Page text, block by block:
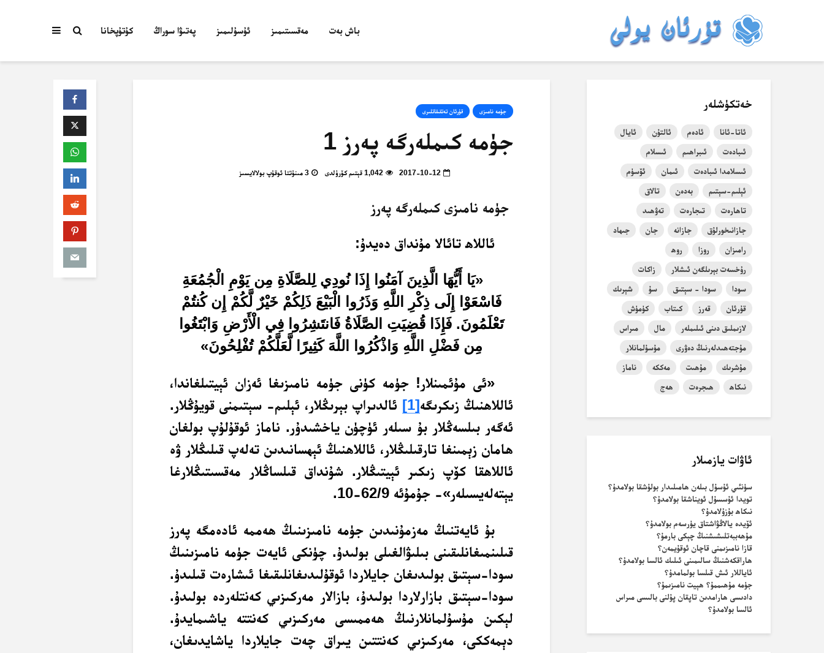
باش بەت مەقسىتىمىز ئۇسۇلىمىز پەتىۋا سوراڭ كۇتۇپخانا
جۈمە نامىزى قۇرئان تەتقىقاتلىرى
جۈمە كىملەرگە پەرز 1
2017-10-12 1,042 قېتىم كۆرۈلدى 3 مىنۇتتا ئوقۇپ بولالايسىز
جۈمە نامىزى كىملەرگە پەرز
ئاللاھ تائالا مۇنداق دەيدۇ:
«يَا أَيُّهَا الَّذِينَ آمَنُوا إِذَا نُودِي لِلصَّلَاةِ مِن يَوْمِ الْجُمُعَةِ
فَاسْعَوْا إِلَى ذِكْرِ اللَّهِ وَذَرُوا الْبَيْعَ ذَلِكُمْ خَيْرٌ لَّكُمْ إِن كُنتُمْ
تَعْلَمُونَ. فَإِذَا قُضِيَتِ الصَّلَاةُ فَانتَشِرُوا فِي الْأَرْضِ وَابْتَغُوا
مِن فَضْلِ اللَّهِ وَاذْكُرُوا اللَّهَ كَثِيرًا لَّعَلَّكُمْ تُفْلِحُونَ»
«ئى مۇئمىنلار! جۈمە كۈنى جۈمە نامىزىغا ئەزان ئېيتىلغاندا،
ئاللاھنىڭ زىكرىگە[1]
ئالدىراپ بېرىڭلار، ئېلىم- سېتىمنى قويۇڭلار.
ئەگەر بىلسەڭلار بۇ سىلەر ئۈچۈن ياخشىدۇر. ناماز ئوقۇلۇپ بولغان
ھامان زېمىنغا تارقىلىڭلار، ئاللاھنىڭ ئېھسانىدىن تەلەپ قىلىڭلار ۋە
ئاللاھقا كۆپ زىكىر ئېيتىڭلار. شۇنداق قىلساڭلار مەقسىتىڭلارغا
يېتەلەيسىلەر»- جۇمۇئە 62/9-10.
بۇ ئايەتنىڭ مەزمۇنىدىن جۈمە نامىزىنىڭ ھەممە ئادەمگە پەرز
قىلىنمىغانلىقىنى بىلىۋالغىلى بولىدۇ. چۈنكى ئايەت جۈمە نامىزىنىڭ
سودا-سېتىق بولىدىغان جايلاردا ئوقۇلىدىغانلىقىغا ئىشارەت قىلىدۇ.
سودا-سېتىق بازارلاردا بولىدۇ، بازالار مەركىزىي كەنتلەردە بولىدۇ.
لېكىن مۇسۇلمانلارنىڭ ھەممىسى مەركىزىي كەنتتە ياشىمايدۇ.
دېمەككى، مەركىزىي كەنتتىن يىراق چەت جايلاردا ياشايدىغان،
خەتكۈشلەر
ئاتا-ئانا ئادەم ئالتۇن
ئايال
ئىبادەت
ئىبراھىم
ئىسلام
ئىسلامدا ئىبادەت
ئىمان
ئۆسۈم
ئېلىم-سېتىم
بەدەن
تالاق
تاھارەت
تىجارەت
تەۋھىد
جازانىخورلۇق
جازانە جان
جىھاد
رامىزان
روزا
روھ
رۇخسەت بېرىلگەن ئىشلار
زاكات
سودا
سودا - سېتىق سۇ
شېرىك
قۇرئان
قەرز كىتاب
كۈمۈش
لازىملىق دىنى ئىلىملەر
مال
مىراس
مۇجتەھىدلەرنىڭ دەۋرى
مۇسۇلمانلار
مۇشرىك
مۇھىت مەككە
ناماز
نىكاھ
ھىجرەت ھەج
ئاۋات يازمىلار
سۈنئىي ئۇسۇل بىلەن ھامىلىدار بولۇشقا بولامدۇ؟
تويدا ئۇسسۇل ئويناشقا بولامدۇ؟
نىكاھ بۇزۇلامدۇ؟
ئۆيدە يالاڭۋاشتاق يۈرسەم بولامدۇ؟
مۇھەببەتلىشىشنىڭ چېكى بارمۇ؟
قازا نامىزىمنى قاچان ئوقۇيمەن؟
ھاراقكەشنىڭ سالىمىنى ئىلىك ئالسا بولامدۇ؟
ئاياللار ئىش قىلسا بولمامدۇ؟
جۈمە مۇھىممۇ؟ ھېيت نامىزىمۇ؟
دادىسى ھارامدىن تاپقان پۇلنى بالىسى مىراس
ئالسا بولامدۇ؟